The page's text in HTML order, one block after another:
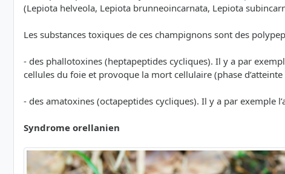
(Lepiota helveola, Lepiota brunneoincarnata, Lepiota
Les substances toxiques de ces champignons sont des
- des phallotoxines (heptapeptides cycliques). Il y a par
cellules du foie et provoque la mort cellulaire (phase
- des amatoxines (octapeptides cycliques). Il y a par
Syndrome orellanien